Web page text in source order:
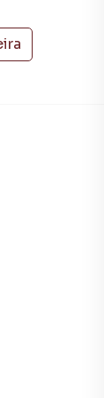
na
com
você
do Meio
e
Executivo